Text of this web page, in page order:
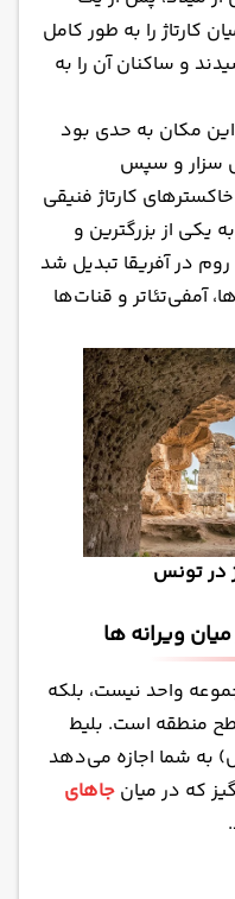
کارتاژ را به طور کامل
و ساکنان آن را به
مکان به حدی بود
سزار و سپس
کارتاژ فنیقی
یکی از بزرگترین و
در آفریقا تبدیل شد
آمفی‌تئاتر و قنات‌ها
در تونس
ویرانه ها
واحد نیست، بلکه
منطقه است. بلیط
12 دینار تونس) به شما اجازه می‌دهد
که در میان جاهای